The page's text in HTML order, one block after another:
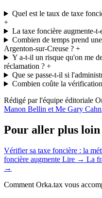
Quel est le taux de taxe
+
La taxe foncière augmente-
Combien de temps prend
Argenton-sur-Creuse ? +
Y a-t-il un risque qu'on me
réclamation ? +
Que se passe-t-il si
Combien coûte la
Rédigé par l'équipe éditoriale
Manon Bellin et Me Gary Cahn
Pour aller plus loin
Vérifier sa taxe foncière : la
foncière augmente Lire → La
→
Comment Orka.tax vous